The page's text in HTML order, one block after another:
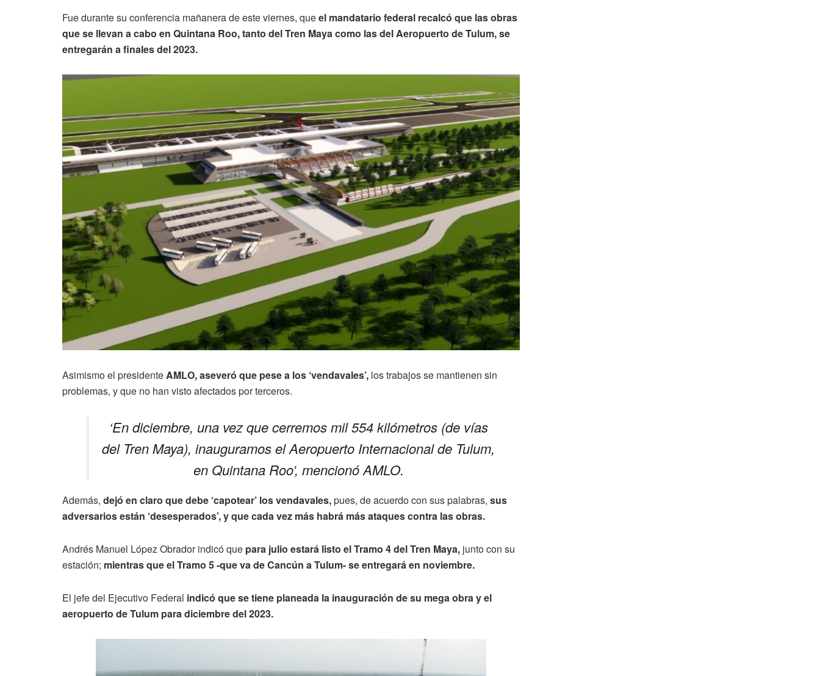
Fue durante su conferencia mañanera de este viernes, queel mandatario federal recalcó que las obras
que se llevan a cabo en Quintana Roo, tanto del Tren Maya como las del Aeropuerto de Tulum, se
entregarán a finales del 2023.
Asimismo el presidenteAMLO, aseveró que pese a los ‘vendavales’, los trabajos se mantienen sin
problemas, y que no han visto afectados por terceros.
‘En diciembre, una vez que cerremos mil 554 kilómetros (de vías
del Tren Maya), inauguramos el Aeropuerto Internacional de Tulum,
en Quintana Roo’, mencionó AMLO.
Además, dejó en claro que debe ‘capotear’ los vendavales,pues, de acuerdo con sus palabras, sus
adversarios están ‘desesperados’, y que cada vez más habrá más ataques contra las obras.
Andrés Manuel López Obrador indicó que para julio estará listo el Tramo 4 del Tren Maya, junto con su
estación; mientras que el Tramo 5 -que va de Cancún a Tulum- se entregará en noviembre.
El jefe del Ejecutivo Federal indicó que se tiene planeada la inauguración de su mega obra y el
aeropuerto de Tulum para diciembre del 2023.